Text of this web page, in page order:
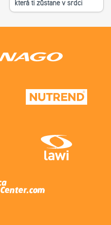
která ti zůstane v srdci